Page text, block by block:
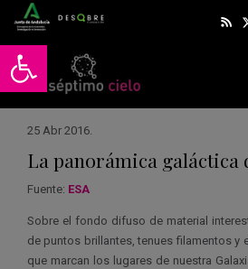
Abrir barra de herramientas
25 Abr 2016.
La panorámica galáctica
Fuente: ESA
Sobre el fondo difuso de material
de puntos brillantes, tenues filamentos y
que marcan los lugares de nuestra